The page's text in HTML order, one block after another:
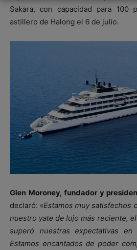
Sakara, con capacidad para 100
astillero de Halong el 6 de julio.
Glen Moroney, fundador y
declaró: «Estamos muy satisfechos
nuestro yate de lujo más reciente,
superó nuestras expectativas
Estamos encantados de poder